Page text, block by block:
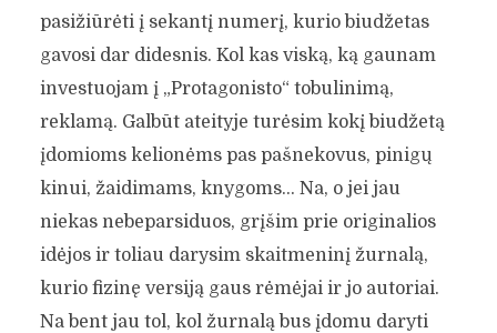
pasižiūrėti į sekantį numerį, kurio biudžetas
gavosi dar didesnis. Kol kas viską, ką gaunam
investuojam į „Protagonisto“ tobulinimą,
reklamą. Galbūt ateityje turėsim kokį biudžetą
įdomioms kelionėms pas pašnekovus, pinigų
kinui, žaidimams, knygoms… Na, o jei jau
niekas nebeparsiduos, grįšim prie originalios
idėjos ir toliau darysim skaitmeninį žurnalą,
kurio fizinę versiją gaus rėmėjai ir jo autoriai.
Na bent jau tol, kol žurnalą bus įdomu daryti